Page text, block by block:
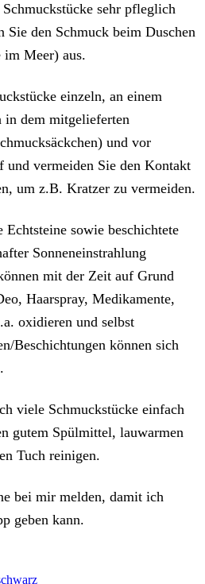
sehr pfleglich
Sie den Schmuck beim Duschen
im Meer) aus.
einzeln, an einem
in dem mitgelieferten
und vor
und vermeiden Sie den Kontakt
um z.B. Kratzer zu vermeiden.
sowie beschichtete
Sonneneinstrahlung
mit der Zeit auf Grund
Haarspray, Medikamente,
oxidieren und selbst
Beschichtungen können sich
viele Schmuckstücke einfach
gutem Spülmittel, lauwarmen
Tuch reinigen.
bei mir melden, damit ich
geben kann.